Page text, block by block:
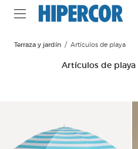
Terraza y jardín Artículos de playa
Artículos de playa